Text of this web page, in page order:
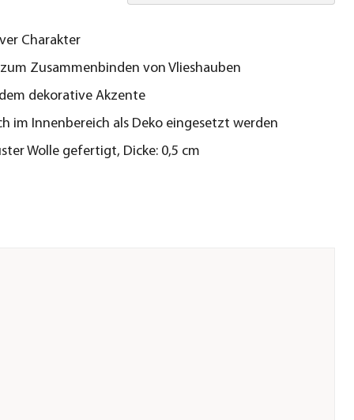
Charakter
Zusammenbinden von Vlieshauben
dekorative Akzente
im Innenbereich als Deko eingesetzt werden
Wolle gefertigt, Dicke: 0,5 cm